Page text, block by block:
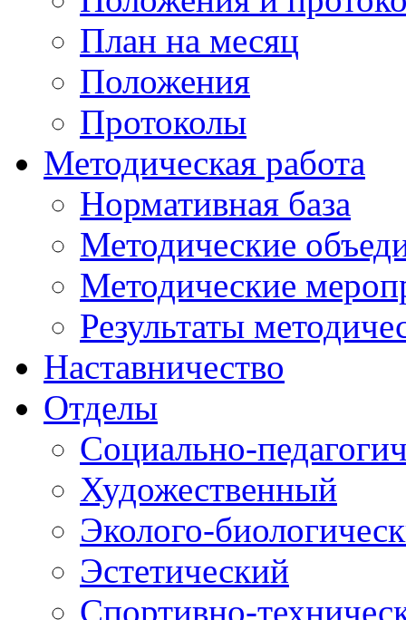
План на месяц
Положения
Протоколы
Методическая работа
Нормативная база
Методические
Методические
Результаты
Наставничество
Отделы
Социально-
Художественный
Эколого-
Эстетический
Спортивно-